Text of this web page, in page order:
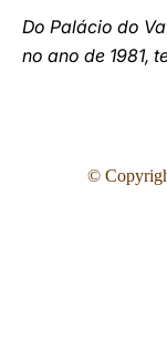
Do Palácio do
no ano de 1981,
©